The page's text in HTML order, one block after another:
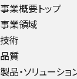
事業概要トップ
事業領域
技術
品質
製品・ソリューショ